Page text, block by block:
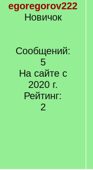
egoregorov222
Новичок
Сообщений:
5
На сайте с
2020 г.
Рейтинг:
2